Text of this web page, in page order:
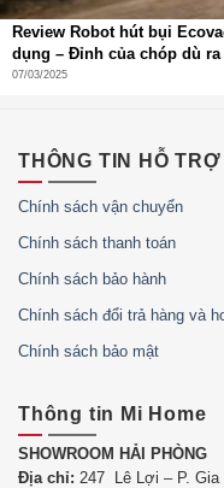
Review Robot hút bụi
dụng – Đỉnh của chóp dù ra
07/03/2025
THÔNG TIN HỖ TRỢ
Chính sách vận chuyển
Chính sách thanh toán
Chính sách bảo hành
Chính sách đổi trả hàng và
Chính sách bảo mật
Thông tin Mi Home
SHOWROOM HẢI PHÒNG
Địa chỉ: 247 Lê Lợi – P. Gia